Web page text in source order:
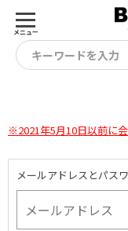
メニュー
キーワードを入力
※2021年5月10日以前に
メールアドレスとパス